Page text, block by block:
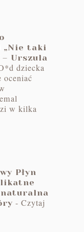
„Nie taki
Urszula
dziecka
oceniać
w kilka
Płyn
- Czytaj